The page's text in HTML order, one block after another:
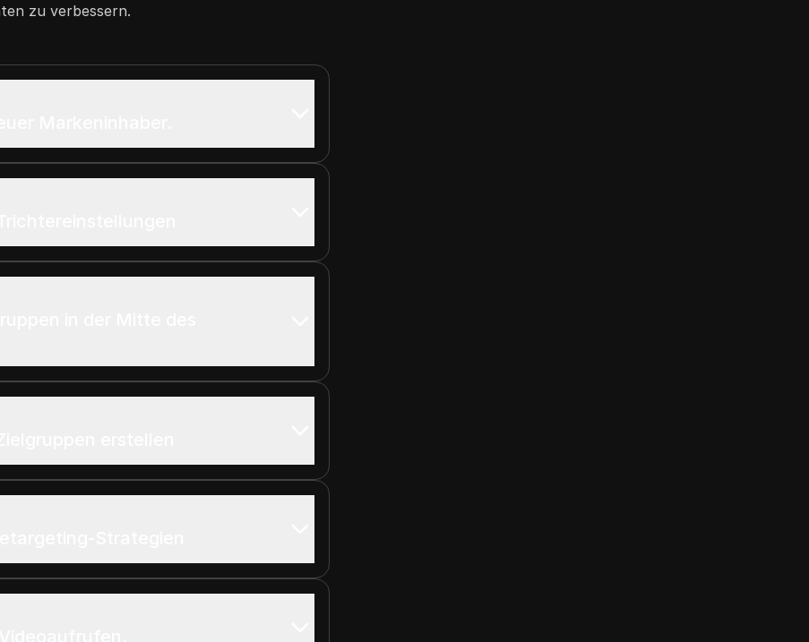
zu verbessern.